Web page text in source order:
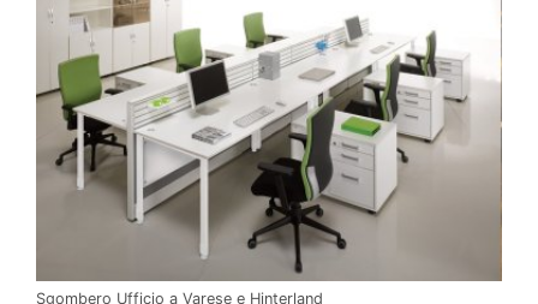
Sgombero Ufficio a Varese e Hinterland